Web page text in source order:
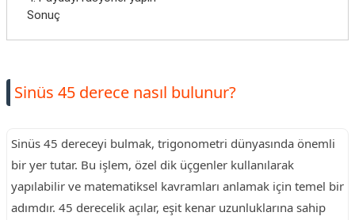
Sonuç
Sinüs 45 derece nasıl bulunur?
Sinüs 45 dereceyi bulmak, trigonometri dünyasında önemli
bir yer tutar. Bu işlem, özel dik üçgenler kullanılarak
yapılabilir ve matematiksel kavramları anlamak için temel bir
adımdır. 45 derecelik açılar, eşit kenar uzunluklarına sahip